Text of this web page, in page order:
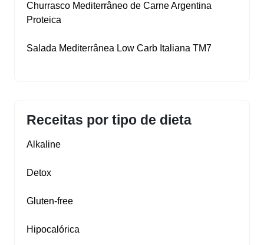
Churrasco Mediterrâneo de Carne Argentina
Proteica
Salada Mediterrânea Low Carb Italiana TM7
Receitas por tipo de dieta
Alkaline
Detox
Gluten‑free
Hipocalórica